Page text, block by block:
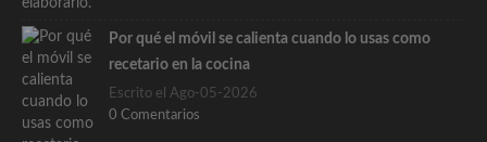
Por qué el móvil se calienta cuando lo usas como
recetario en la cocina
Escrito el Ago-05-2026
0 Comentarios